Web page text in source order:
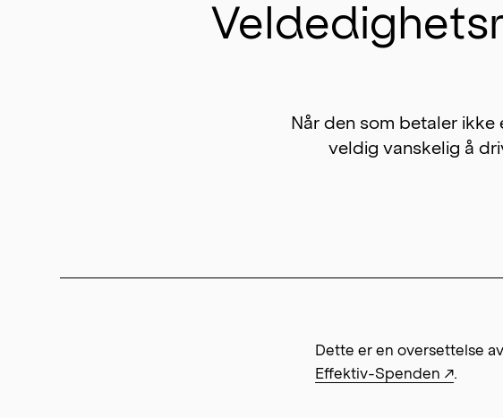
Når den som betaler
veldig vanskelig å
Dette er en oversettelse av
Effektiv-Spenden ↗.